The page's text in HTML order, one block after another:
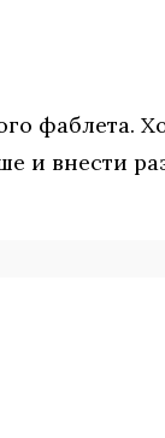
фаблета.
и внести